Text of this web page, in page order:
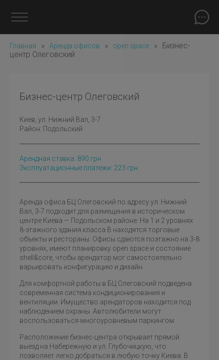
Главная » Аренда офисов » open space »
Бизнес-
центр Олеговский
Бизнес-центр Олеговский
Киев , ул. Нижний Вал, 3-7
Район: Подольский
Арендная ставка: 890 грн
Эксплуатационные платежи: 223 грн
Аренда офиса БЦ Олеговский по адресу ул. Нижний
Вал, 3-7 подходит для размещения в историческом
центре Киева — Подольском районе. На 1 и 2 уровнях
8-этажного здания класса B находятся торговые
объекты и рестораны. Офисы сдаются поэтажно на 3-8
уровнях, имеют планировку open space и состояние
shell&core, чтобы арендатор мог самостоятельно
варьировать конфигурацию и дизайн.
Для комфортной работы в БЦ Олеговский подведена
современная система кондиционирования и
вентиляции. Имущество арендаторов находится под
наблюдением охраны. Автолюбители могут
воспользоваться многоуровневым паркингом.
Расположение бизнес-центра открывает прямой
выезд на Набережную и ул. Глубочицкую, что
позволяет легко добраться в любую точку Киева. В